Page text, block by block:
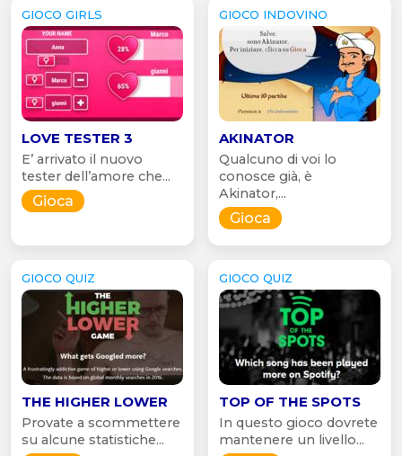
GIOCO GIRLS
LOVE TESTER 3
E’ arrivato il nuovo
tester dell’amore che...
Gioca
GIOCO INDOVINO
AKINATOR
Qualcuno di voi lo
conosce già, è
Akinator,...
Gioca
GIOCO QUIZ
THE HIGHER LOWER
Provate a scommettere
su alcune statistiche...
GIOCO QUIZ
TOP OF THE SPOTS
In questo gioco dovrete
mantenere un livello...